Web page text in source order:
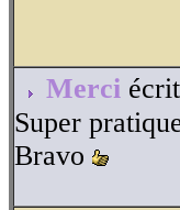
Merci
Super
Bravo